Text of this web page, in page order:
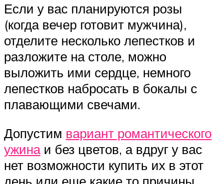
Если у вас планируются розы
(когда вечер готовит мужчина),
отделите несколько лепестков и
разложите на столе, можно
выложить ими сердце, немного
лепестков набросать в бокалы с
плавающими свечами.
Допустим вариант романтического
ужинаи без цветов, а вдруг у вас
нет возможности купить их в этот